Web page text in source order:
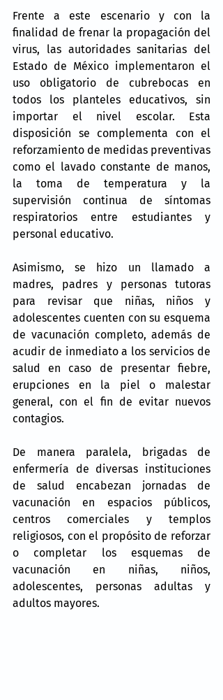
Frente a este escenario y con la
finalidad de frenar la propagación del
virus, las autoridades sanitarias del
Estado de México implementaron el
uso obligatorio de cubrebocas en
todos los planteles educativos, sin
importar el nivel escolar. Esta
disposición se complementa con el
reforzamiento de medidas preventivas
como el lavado constante de manos,
la toma de temperatura y la
supervisión continua de síntomas
respiratorios entre estudiantes y
personal educativo.
Asimismo, se hizo un llamado a
madres, padres y personas tutoras
para revisar que niñas, niños y
adolescentes cuenten con su esquema
de vacunación completo, además de
acudir de inmediato a los servicios de
salud en caso de presentar fiebre,
erupciones en la piel o malestar
general, con el fin de evitar nuevos
contagios.
De manera paralela, brigadas de
enfermería de diversas instituciones
de salud encabezan jornadas de
vacunación en espacios públicos,
centros comerciales y templos
religiosos, con el propósito de reforzar
o completar los esquemas de
vacunación en niñas, niños,
adolescentes, personas adultas y
adultos mayores.